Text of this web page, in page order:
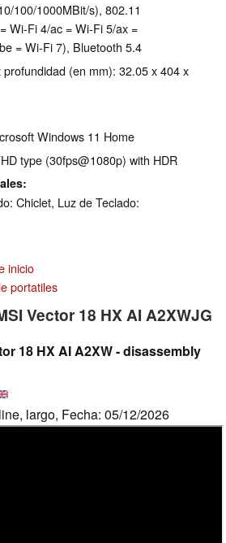
100/1000MBit/s), 802.11
Wi-Fi 4/ac = Wi-Fi 5/ax =
= Wi-Fi 7), Bluetooth 5.4
(en mm): 32.05 x 404 x
Windows 11 Home
type (30fps@1080p) with HDR
Chiclet, Luz de Teclado:
inicio
portatiles
Vector 18 HX AI A2XWJG
18 HX AI A2XW - disassembly
largo, Fecha: 05/12/2026